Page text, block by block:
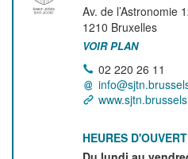
Av. de l’Astronomie
1210 Bruxelles
VOIR PLAN
02 220 26 11
www.sjtn.brussels
HEURES